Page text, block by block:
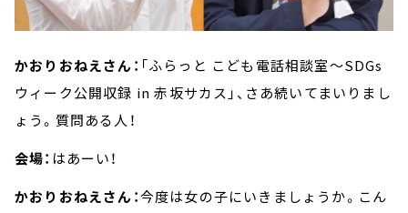
かおりおねえさん： 「ふらっと こども電話相談室～SDGs
ウィーク公開収録 in 赤坂サカス」、さあ続いてまいりまし
ょう。質問ある人！
会場： はあーい！
かおりおねえさん：今度は女の子にいきましょうか。こん